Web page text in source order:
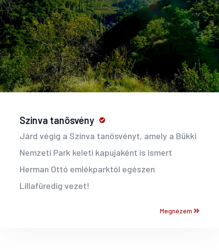
Szinva tanösvény
Járd végig a Szinva tanösvényt, amely a Bükki
Nemzeti Park keleti kapujaként is ismert
Herman Ottó emlékparktól egészen
Lillafüredig vezet!
Megnézem